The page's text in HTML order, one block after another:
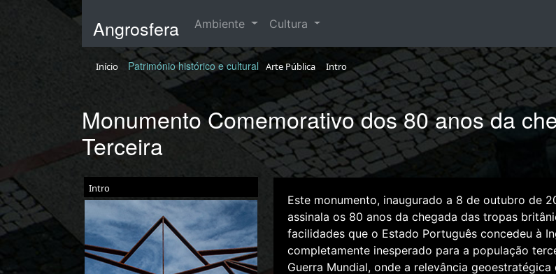
Angrosfera Ambiente Cultura
Início Património histórico e cultural Arte Pública Intro
Monumento Comemorativo dos 80 anos da
Terceira
Intro
Este monumento, inaugurado a 8 de outubro de
assinala os 80 anos da chegada das tropas
facilidades que o Estado Português concedeu à
completamente inesperado para a população
Guerra Mundial, onde a relevância